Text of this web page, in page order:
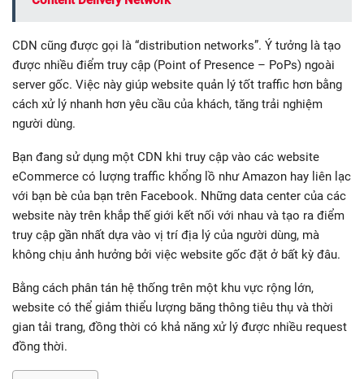
CDN cũng được gọi là “distribution networks”. Ý tưởng là tạo
được nhiều điểm truy cập (Point of Presence – PoPs) ngoài
server gốc. Việc này giúp website quản lý tốt traffic hơn bằng
cách xử lý nhanh hơn yêu cầu của khách, tăng trải nghiệm
người dùng.
Bạn đang sử dụng một CDN khi truy cập vào các website
eCommerce có lượng traffic khổng lồ như Amazon hay liên lạc
với bạn bè của bạn trên Facebook. Những data center của các
website này trên khắp thế giới kết nối với nhau và tạo ra điểm
truy cập gần nhất dựa vào vị trí địa lý của người dùng, mà
không chịu ảnh hưởng bởi việc website gốc đặt ở bất kỳ đâu.
Bằng cách phân tán hệ thống trên một khu vực rộng lớn,
website có thể giảm thiểu lượng băng thông tiêu thụ và thời
gian tải trang, đồng thời có khả năng xử lý được nhiều request
đồng thời.